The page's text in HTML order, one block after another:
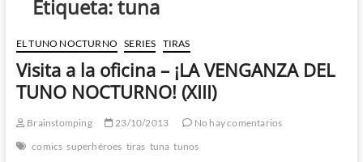
Etiqueta:tuna
EL TUNO NOCTURNO SERIES TIRAS
Visita a la oficina – ¡LA VENGANZA DEL
TUNO NOCTURNO! (XIII)
Brainstomping 23/10/2013
No hay comentarios
comics superhéroes tiras tuna tunos